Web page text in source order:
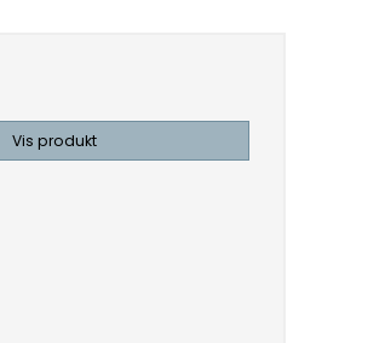
Vis produkt